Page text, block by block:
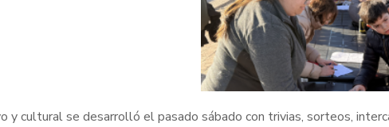
y cultural se desarrolló el pasado sábado con trivias, sorteos,